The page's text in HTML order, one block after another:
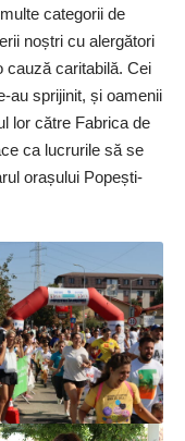
categorii de
noștri cu alergători
cauză caritabilă. Cei
au sprijinit, și oamenii
lor către Fabrica de
ca lucrurile să se
orașului Popești-